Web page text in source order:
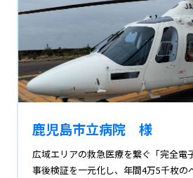
鹿児島市立病院 様
広域エリアの救急医療を繋ぐ「完全電
事後検証を一元化し、年間4万5千枚の
事例紹介・オウンドメディア
採用情報
JA EN